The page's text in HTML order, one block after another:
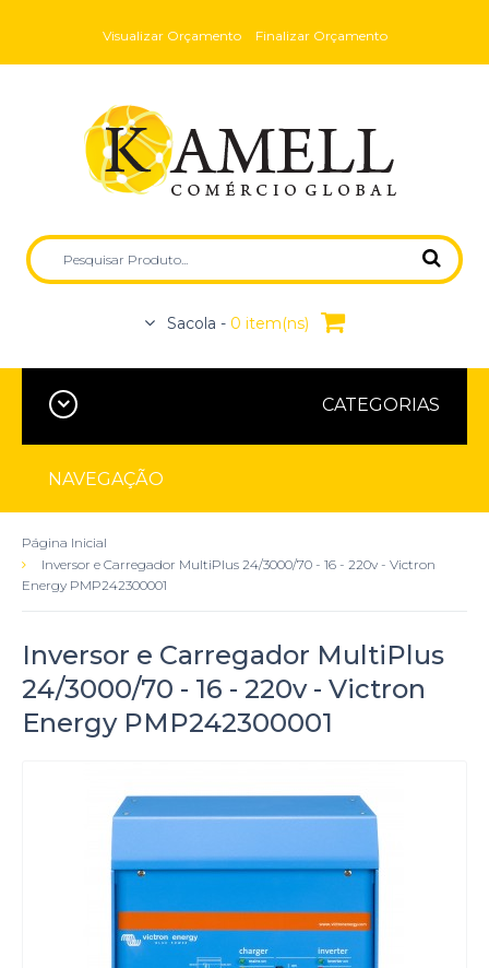
Visualizar Orçamento Finalizar Orçamento
Sacola - 0 item(ns)
CATEGORIAS
NAVEGAÇÃO
Página Inicial
Inversor e Carregador MultiPlus 24/3000/70 - 16 - 220v - Victron
Energy PMP242300001
Inversor e Carregador MultiPlus
24/3000/70 - 16 - 220v - Victron
Energy PMP242300001